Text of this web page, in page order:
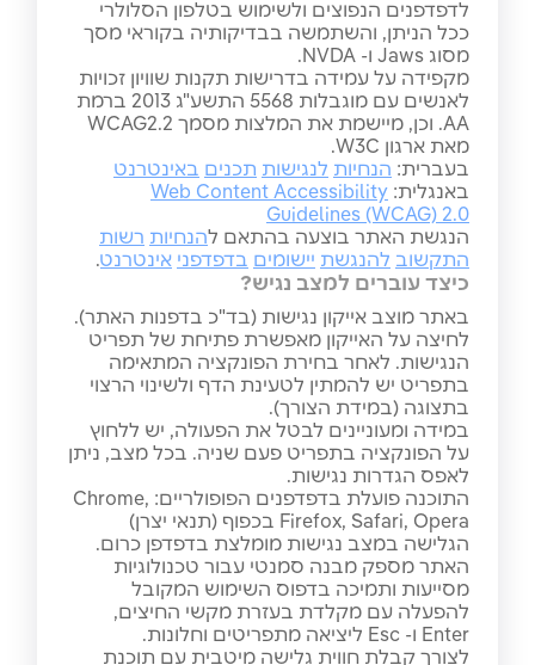
לדפדפנים הנפוצים ולשימוש בטלפון הסלולרי
ככל הניתן, והשתמשה בבדיקותיה בקוראי מסך
מסוג Jaws ו- NVDA.
מקפידה על עמידה בדרישות תקנות שוויון זכויות
לאנשים עם מוגבלות 5568 התשע"ג 2013 ברמת
AA. וכן, מיישמת את המלצות מסמך WCAG2.2
מאת ארגון W3C.
בעברית: הנחיות לנגישות תכנים באינטרנט
באנגלית: Web Content Accessibility
Guidelines (WCAG) 2.0
הנגשת האתר בוצעה בהתאם להנחיות רשות
התקשוב להנגשת יישומים בדפדפני אינטרנט.
כיצד עוברים למצב נגיש?
באתר מוצב אייקון נגישות (בד"כ בדפנות האתר).
לחיצה על האייקון מאפשרת פתיחת של תפריט
הנגישות. לאחר בחירת הפונקציה המתאימה
בתפריט יש להמתין לטעינת הדף ולשינוי הרצוי
בתצוגה (במידת הצורך).
במידה ומעוניינים לבטל את הפעולה, יש ללחוץ
על הפונקציה בתפריט פעם שניה. בכל מצב, ניתן
לאפס הגדרות נגישות.
התוכנה פועלת בדפדפנים הפופולריים: Chrome,
Firefox, Safari, Opera בכפוף (תנאי יצרן)
הגלישה במצב נגישות מומלצת בדפדפן כרום.
האתר מספק מבנה סמנטי עבור טכנולוגיות
מסייעות ותמיכה בדפוס השימוש המקובל
להפעלה עם מקלדת בעזרת מקשי החיצים,
Enter ו- Esc ליציאה מתפריטים וחלונות.
לצורך קבלת חווית גלישה מיטבית עם תוכנת